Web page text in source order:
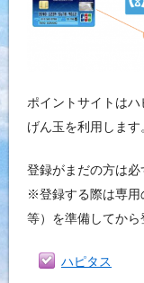
ポイントサイトは
げん玉を利用します
登録がまだの方は必
※登録する際は専用
等）を準備してから
ハピタス